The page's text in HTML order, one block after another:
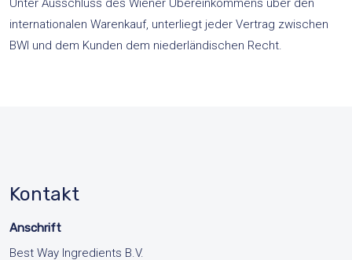
internationalen Warenkauf, unterliegt jeder Vertrag zwischen
BWI und dem Kunden dem niederländischen Recht.
Kontakt
Anschrift
Best Way Ingredients B.V.